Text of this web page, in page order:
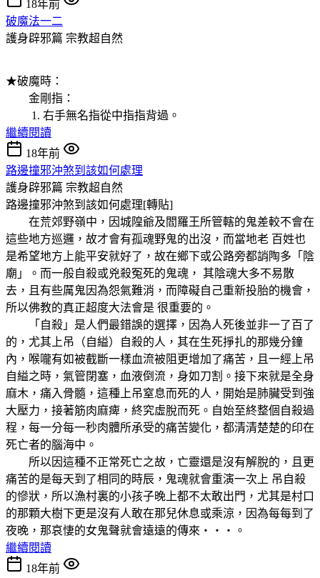
18年前
破魔法一二
護身辟邪篇 宗教超自然
★破魔時：
金剛指：
1. 右手無名指從中指指背過。
繼續閱讀
18年前
路邊撞邪沖煞到該如何處理
護身辟邪篇 宗教超自然
路邊撞邪沖煞到該如何處理[轉貼]
在荒郊野嶺中，因城隍爺及閻羅王所管轄的鬼差較不會在
這些地方巡邏，故才會有孤魂野鬼的出沒，而當地老 百姓也
是希望地方上能平安就好了，故在鄉下或公路旁都誚陶多「陰
廟」。而一般自殺或兇殺冤死的鬼魂， 其陰魂大多不易散
去，且有些厲鬼因為怨氣難消，而障礙自己重新投胎的機會，
所以佛教的真正超度大法會是 很重要的。
「自殺」是人們最錯誤的選擇，因為人死後並非一了百了
的，尤其上吊（自縊）自殺的人，其在生死掙扎的那幾分鐘
內，喉嚨有如被截斷一樣血流被阻更增加了痛苦，且一經上吊
自縊之時，氣管閉塞，血液倒流，身如刀割。接下來就是全身
麻木，痛入骨髓，這種上吊窒息而死的人，開始是肺臟受到強
大壓力，接著筋肉麻痺，終究虛脫而死。自始至終整個自殺過
程，每一分每一秒肉體所承受的痛苦變化，都清清楚楚的印在
死亡者的腦海中。
所以因這種不正常死亡之故，亡靈還是沒有解脫的，且更
痛苦的是每天到了相同的時辰，鬼魂就會重演一次上 吊自殺
的慘狀，所以漁村裏的小孩子晚上都不太敢出門，尤其是村口
的那顆大樹下更是沒有人敢在那兒休息或乘涼，因為每每到了
夜晚，那哀悽的女鬼聲就會遠遠的傳來‧‧‧。
繼續閱讀
18年前